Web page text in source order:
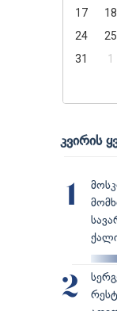
17
18
24
25
31
1
კვირის
1
2